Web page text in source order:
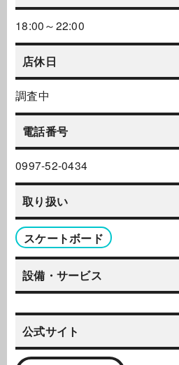
18:00～22:00
店休日
調査中
電話番号
0997-52-0434
取り扱い
スケートボード
設備・サービス
公式サイト